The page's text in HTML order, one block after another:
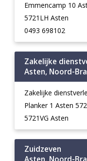
Emmencamp 10
5721LH Asten
0493 698102
Zakelijke
Asten, Noord-
Zakelijke
Planker 1 Asten
5721VG Asten
Zuidzeven